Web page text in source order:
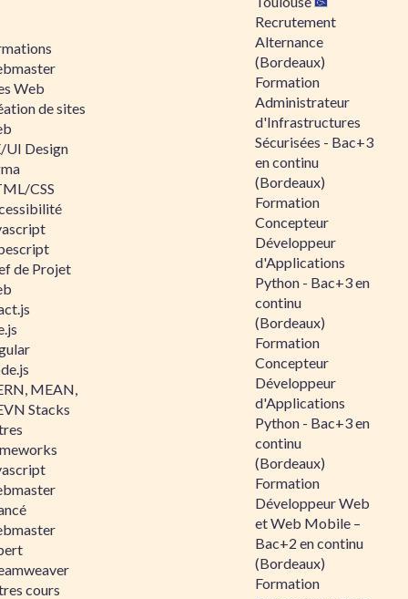
Web
de sites
UI Design
CSS
de Projet
MEAN,
Stacks
cours
Recrutement
Alternance
(Bordeaux)
Formation
Administrateur
d'Infrastructures
Sécurisées - Bac+3
en continu
(Bordeaux)
Formation
Concepteur
Développeur
d'Applications
Python - Bac+3 en
continu
(Bordeaux)
Formation
Concepteur
Développeur
d'Applications
Python - Bac+3 en
continu
(Bordeaux)
Formation
Développeur Web
et Web Mobile –
Bac+2 en continu
(Bordeaux)
Formation